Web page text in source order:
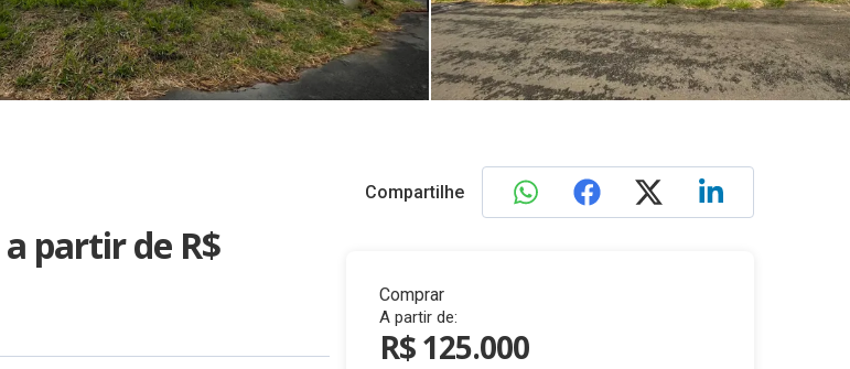
a partir de R$
Compartilhe
Comprar
A partir de:
R$ 125.000